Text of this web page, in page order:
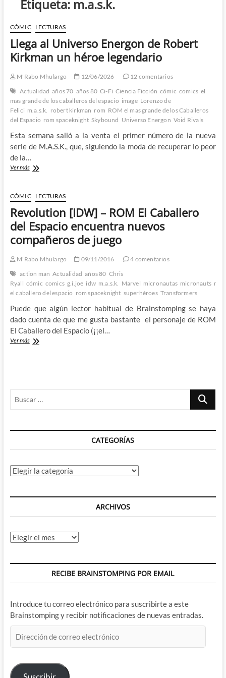
Etiqueta: m.a.s.k.
CÓMIC LECTURAS
Llega al Universo Energon de Robert
Kirkman un héroe legendario
M'Rabo Mhulargo 12/06/2026
12 comentarios
Actualidad años 70 años 80 Ci-Fi Ciencia Ficción cómic comics el
mas grande de los caballeros del espacio image Lorenzo de
Felici m.a.s.k. robert kirkman rom ROM el mas grande de los Caballeros
del Espacio rom spaceknight Skybound Universo Energon Void Rivals
Esta semana salió a la venta el primer número de la nueva
serie de M.A.S.K., que, siguiendo la moda de recuperar lo peor
de la…
Ver másLlega
Energon
de
Robert
Kirkman
un
héroe
legendario
CÓMIC LECTURAS
Revolution [IDW] – ROM El Caballero
del Espacio encuentra nuevos
compañeros de juego
M'Rabo Mhulargo 09/11/2016
4 comentarios
action man Actualidad años 80 Chris
Ryall cómic comics g.i.joe idw m.a.s.k. Marvel micronautas micronauts rom
el caballero del espacio rom spaceknight superhéroes Transformers
Puede que algún lector habitual de Brainstomping se haya
dado cuenta de que me gusta bastante el personaje de ROM
El Caballero del Espacio (¡¡el…
Ver másRevolution
Espacio
encuentra
compañeros
juego
Buscar
CATEGORÍAS
Categorías
ARCHIVOS
Archivos
RECIBE BRAINSTOMPING POR EMAIL
Introduce tu correo electrónico para suscribirte a este
Brainstomping y recibir notificaciones de nuevas entradas.
de
electrónico